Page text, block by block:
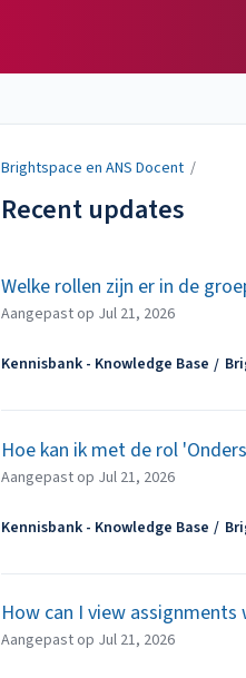
Brightspace en ANS Docent/
Recent updates
Welke rollen zijn er in de
Aangepast op Jul 21, 2026
Kennisbank - Knowledge Base
Hoe kan ik met de rol
Aangepast op Jul 21, 2026
Kennisbank - Knowledge Base
How can I view
Aangepast op Jul 21, 2026